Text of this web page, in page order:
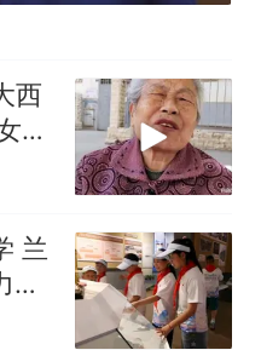
西
兰
乡